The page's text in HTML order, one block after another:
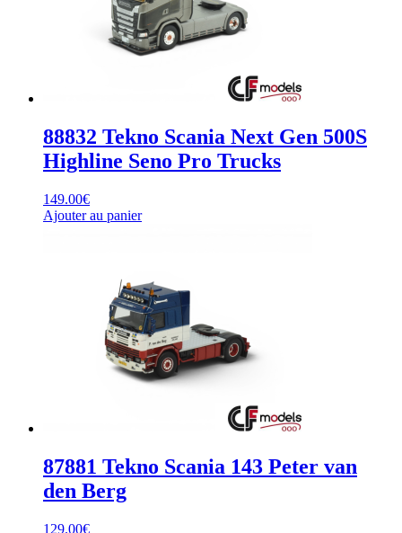
88832 Tekno Scania Next Gen 500S
Highline Seno Pro Trucks
149.00€
Ajouter au panier
87881 Tekno Scania 143 Peter van
den Berg
129.00€